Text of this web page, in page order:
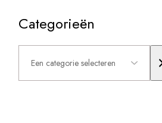
Categorieën
Een
categorie
selecteren